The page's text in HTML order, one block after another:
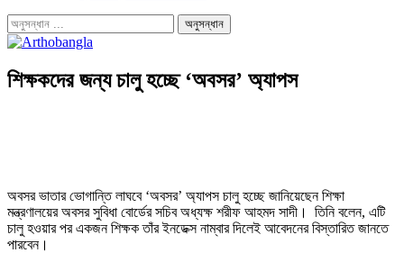
শিক্ষকদের জন্য চালু হচ্ছে ‘অবসর’ অ্যাপস
অবসর ভাতার ভোগান্তি লাঘবে ‘অবসর’ অ্যাপস চালু হচ্ছে জানিয়েছেন শিক্ষা
মন্ত্রণালয়ের অবসর সুবিধা বোর্ডের সচিব অধ্যক্ষ শরীফ আহমদ সাদী। তিনি বলেন, এটি
চালু হওয়ার পর একজন শিক্ষক তাঁর ইনডেক্স নাম্বার দিলেই আবেদনের বিস্তারিত জানতে
পারবেন।